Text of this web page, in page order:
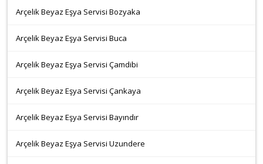
Arçelik Beyaz Eşya Servisi Bozyaka
Arçelik Beyaz Eşya Servisi Buca
Arçelik Beyaz Eşya Servisi Çamdibi
Arçelik Beyaz Eşya Servisi Çankaya
Arçelik Beyaz Eşya Servisi Bayındır
Arçelik Beyaz Eşya Servisi Uzundere